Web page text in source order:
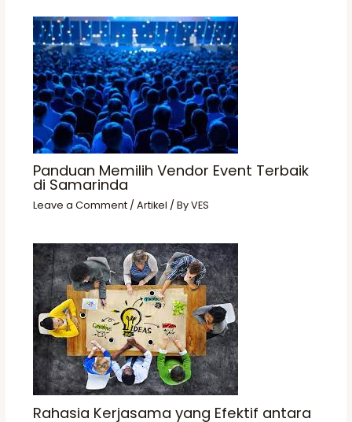
Panduan Memilih Vendor Event Terbaik
di Samarinda
Leave a Comment / Artikel / ByVES
Rahasia Kerjasama yang Efektif antara